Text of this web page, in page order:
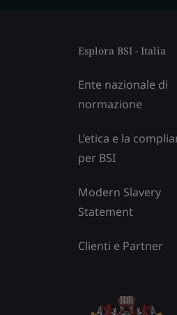
Esplora BSI - Italia
Ente nazionale di
normazione
L’etica e la
per BSI
Modern Slavery
Statement
Clienti e Partner